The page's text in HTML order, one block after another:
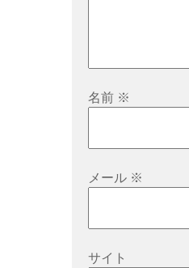
名前 ※
メール ※
サイト